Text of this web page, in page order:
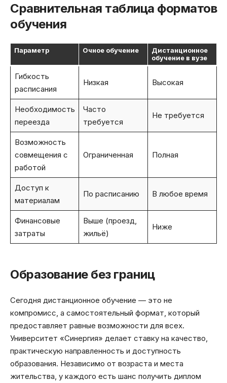
Сравнительная таблица форматов
обучения
Параметр Очное обучение
Дистанционное
обучение в вузе
Гибкость
расписания
Низкая Высокая
Необходимость
переезда
Часто
требуется
Не требуется
Возможность
совмещения с
работой
Ограниченная Полная
Доступ к
материалам
По расписанию В любое время
Финансовые
затраты
Выше (проезд,
жильё)
Ниже
Образование без границ
Сегодня дистанционное обучение — это не
компромисс, а самостоятельный формат, который
предоставляет равные возможности для всех.
Университет «Синергия» делает ставку на качество,
практическую направленность и доступность
образования. Независимо от возраста и места
жительства, у каждого есть шанс получить диплом